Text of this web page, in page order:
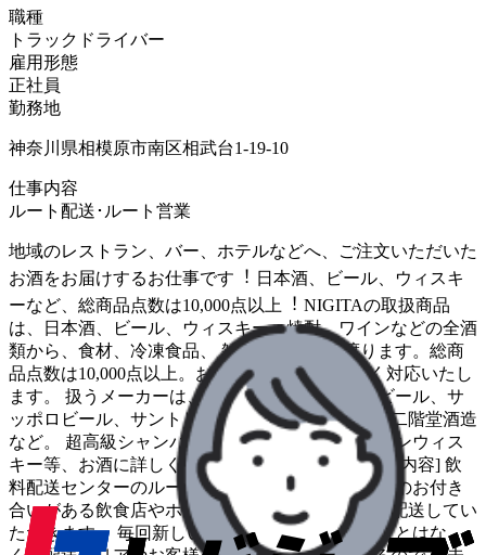
職種
トラックドライバー
雇用形態
正社員
勤務地
神奈川県相模原市南区相武台1-19-10
仕事内容
ルート配送･ルート営業
地域のレストラン、バー、ホテルなどへ、ご注⽂いただいた
お酒をお届けするお仕事です︕ ⽇本酒、ビール、ウィスキ
ーなど、総商品点数は10,000点以上︕ NIGITAの取扱商品
は、⽇本酒、ビール、ウィスキー、焼酎、ワインなどの全酒
類から、⾷材、冷凍⾷品、 雑貨まで多岐に渡ります。総商
品点数は10,000点以上。お客様のご要望に幅広く対応いたし
ます。 扱うメーカーは、アサヒビール、キリンビール、サ
ッポロビール、サントリービール、三国ワイン、⼆階堂酒造
など。 超⾼級シャンパンや、マニアックなバーボンウィス
キー等、お酒に詳しくなることができます◎ [仕事内容] 飲
料配送センターのルート配送のお仕事です。 ⻑年のお付き
合いがある飲⾷店やホテルなどのお客様にお酒を配送してい
ただきます。 毎回新しい配達先に届けるということはな